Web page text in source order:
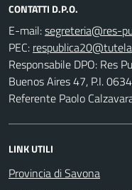
CONTATTI D.P.O.
E-mail:
PEC:
Responsabile DPO: Res
Buenos Aires 47, P.I.
Referente Paolo
LINK UTILI
Provincia di Savona